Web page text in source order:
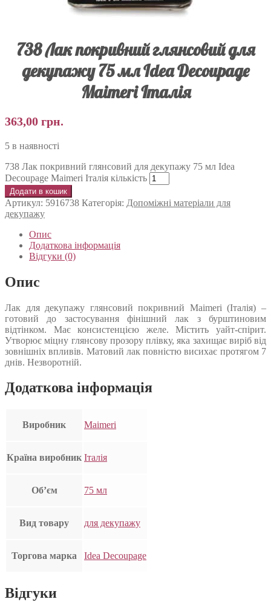
738 Лак покривний глянсовий для
декупажу 75 мл Idea Decoupage
Maimeri Італія
363,00 грн.
5 в наявності
738 Лак покривний глянсовий для декупажу 75 мл Idea
Decoupage Maimeri Італія кількість
Додати в кошик
Артикул: 5916738 Категорія: Допоміжні матеріали для
декупажу
Опис
Додаткова інформація
Відгуки (0)
Опис
Лак для декупажу глянсовий покривний Maimeri (Італія) –
готовий до застосування фінішний лак з бурштиновим
відтінком. Має консистенцією желе. Містить уайт-спірит.
Утворює міцну глянсову прозору плівку, яка захищає виріб від
зовнішніх впливів. Матовий лак повністю висихає протягом 7
днів. Незворотній.
Додаткова інформація
Виробник Maimeri
Країна виробник Італія
Об’єм 75 мл
Вид товару для декупажу
Торгова марка Idea Decoupage
Відгуки